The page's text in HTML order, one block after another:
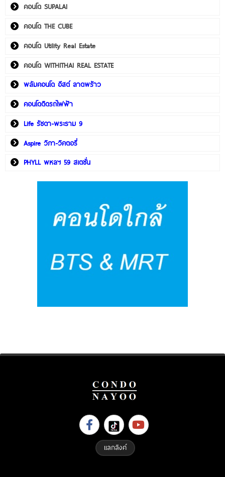
คอนโด SUPALAI
คอนโด THE CUBE
คอนโด Utility Real Estate
คอนโด WITHITHAI REAL ESTATE
พลัมคอนโด อีสต์ ลาดพร้าว
คอนโดติดรถไฟฟ้า
Life รัชดา-พระราม 9
Aspire วิภา-วิคตอรี่
PHYLL พหลฯ 59 สเตชั่น
แลกลิงค์